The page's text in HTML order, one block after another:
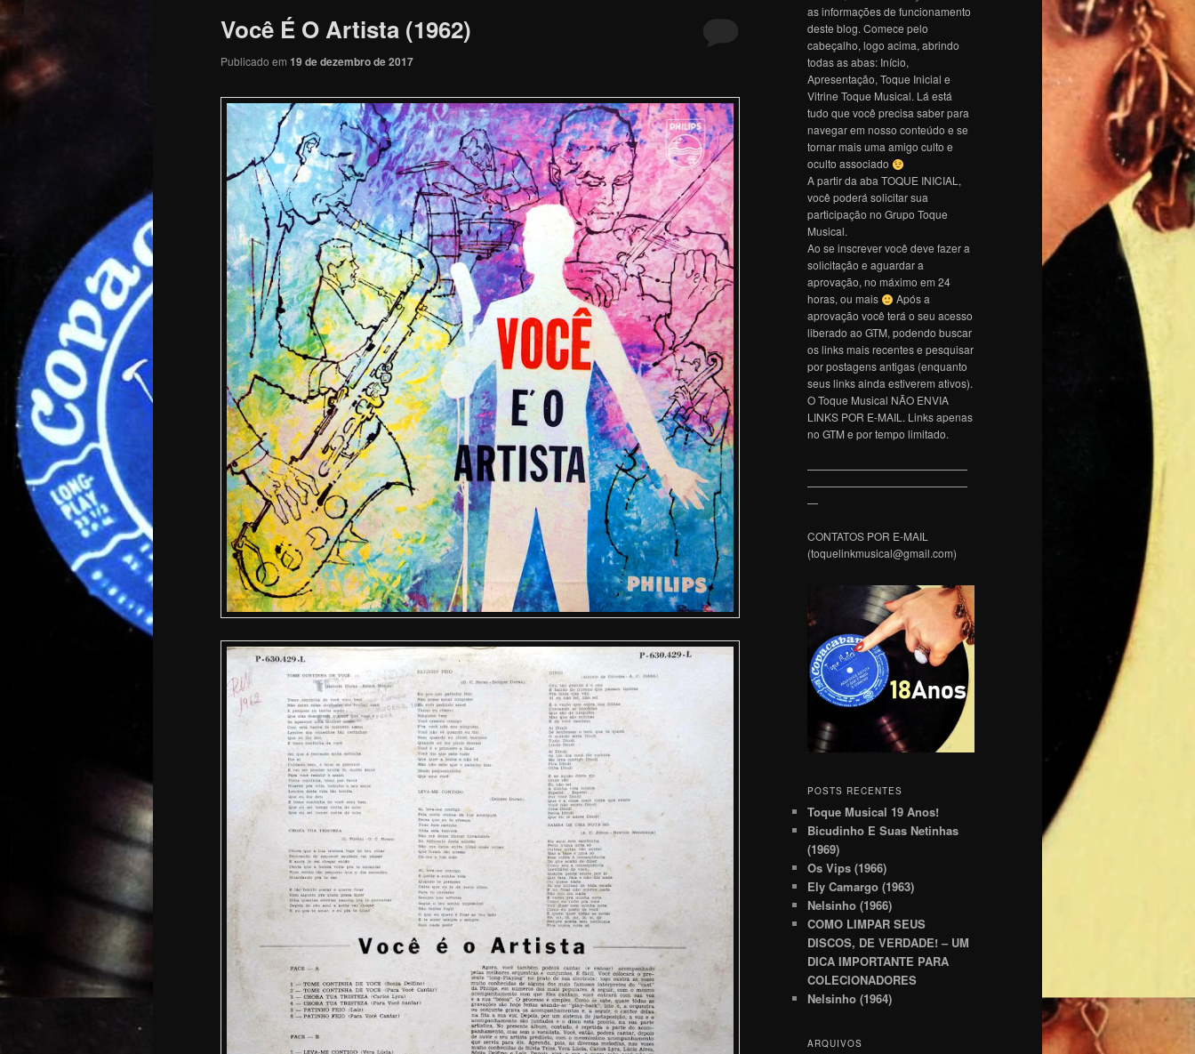
Você É O Artista (1962)
Publicado em 19 de dezembro de 2017
as informações de funcionamento
deste blog. Comece pelo
cabeçalho, logo acima, abrindo
todas as abas: Início,
Apresentação, Toque Inicial e
Vitrine Toque Musical. Lá está
tudo que você precisa saber para
navegar em nosso conteúdo e se
tornar mais uma amigo culto e
oculto associado
A partir da aba TOQUE INICIAL,
você poderá solicitar sua
participação no Grupo Toque
Musical.
Ao se inscrever você deve fazer a
solicitação e aguardar a
aprovação, no máximo em 24
horas, ou mais
Após a
aprovação você terá o seu acesso
liberado ao GTM, podendo buscar
os links mais recentes e pesquisar
por postagens antigas (enquanto
seus links ainda estiverem ativos).
O Toque Musical NÃO ENVIA
LINKS POR E-MAIL. Links apenas
no GTM e por tempo limitado.
———————————————
———————————————
—
CONTATOS POR E-MAIL
(toquelinkmusical@gmail.com)
POSTS RECENTES
Toque Musical 19 Anos!
Bicudinho E Suas Netinhas
(1969)
Os Vips (1966)
Ely Camargo (1963)
Nelsinho (1966)
COMO LIMPAR SEUS
DISCOS, DE VERDADE! – UM
DICA IMPORTANTE PARA
COLECIONADORES
Nelsinho (1964)
ARQUIVOS